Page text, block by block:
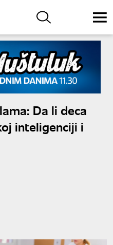
Da li deca
inteligenciji i